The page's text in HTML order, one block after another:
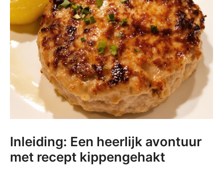
Inleiding: Een heerlijk avontuur
met recept kippengehakt